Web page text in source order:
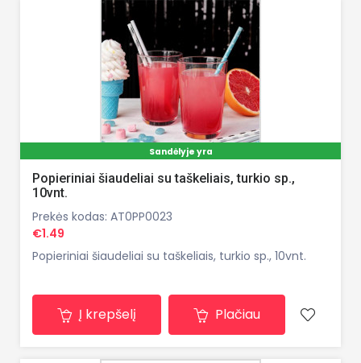
Sandėlyje yra
Popieriniai šiaudeliai su taškeliais, turkio sp.,
10vnt.
Prekės kodas: AT0PP0023
€1.49
Popieriniai šiaudeliai su taškeliais, turkio sp., 10vnt.
Į krepšelį Plačiau